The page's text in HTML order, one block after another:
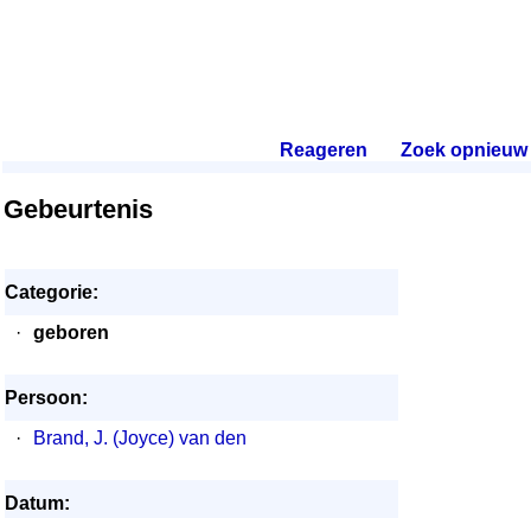
Reageren Zoek opnieuw.
Gebeurtenis
Categorie:
·
geboren
Persoon:
·
Brand, J. (Joyce) van den
Datum: